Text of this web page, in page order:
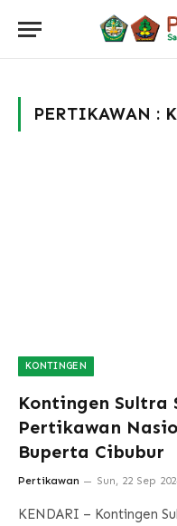
PERTIKAWAN :
KONTINGEN
Kontingen Sultra
Pertikawan
Buperta Cibubur
Pertikawan Sun, 22 Sep
KENDARI – Kontingen